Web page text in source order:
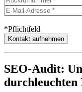
*Pflichtfeld
SEO-Audit:
durchleuchten